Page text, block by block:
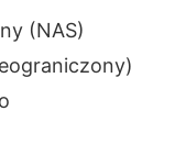
(NAS)